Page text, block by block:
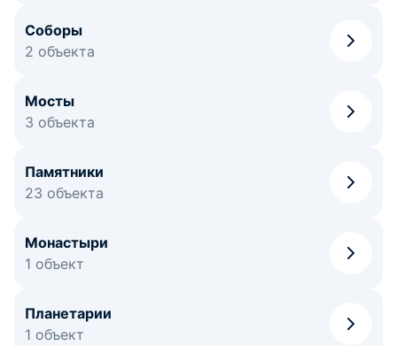
Соборы
2 объекта
Мосты
3 объекта
Памятники
23 объекта
Монастыри
1 объект
Планетарии
1 объект